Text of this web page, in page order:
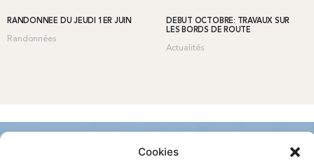
Cookies
RANDONNÉE DU JEUDI 1ER JUIN
Randonnées
DÉBUT OCTOBRE: TRAVAUX SUR
LES BORDS DE ROUTE
Actualités